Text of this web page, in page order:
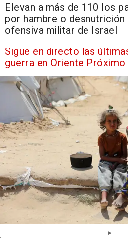
Elevan a más de 110 los
por hambre o desnutrición
ofensiva militar de Israel
Sigue en directo las
guerra en Oriente Próximo